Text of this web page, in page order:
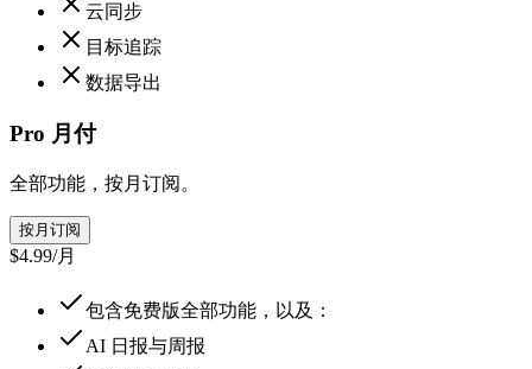
云同步
目标追踪
数据导出
Pro 月付
全部功能，按月订阅。
按月订阅
$4.99/月
包含免费版全部功能，以及：
AI 日报与周报